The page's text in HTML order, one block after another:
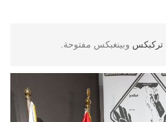
تركبكس وبينغبكس مفتوحة.